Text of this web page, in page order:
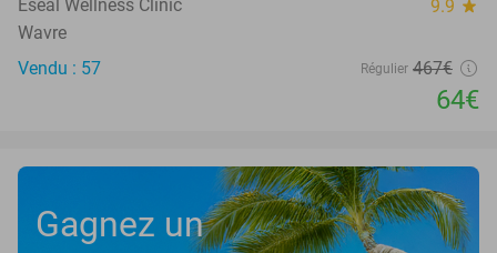
Eseal Wellness Clinic 9.9 star
Wavre
Vendu : 57
Régulier 467€
64€
Gagnez un